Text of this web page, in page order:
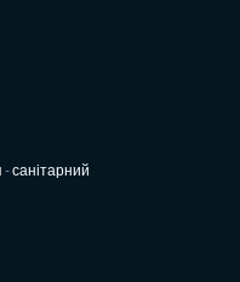
санітарний